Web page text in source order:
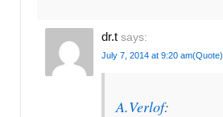
dr.t says:
July 7, 2014 at 9:20 am(Quote)
A.Verlof: